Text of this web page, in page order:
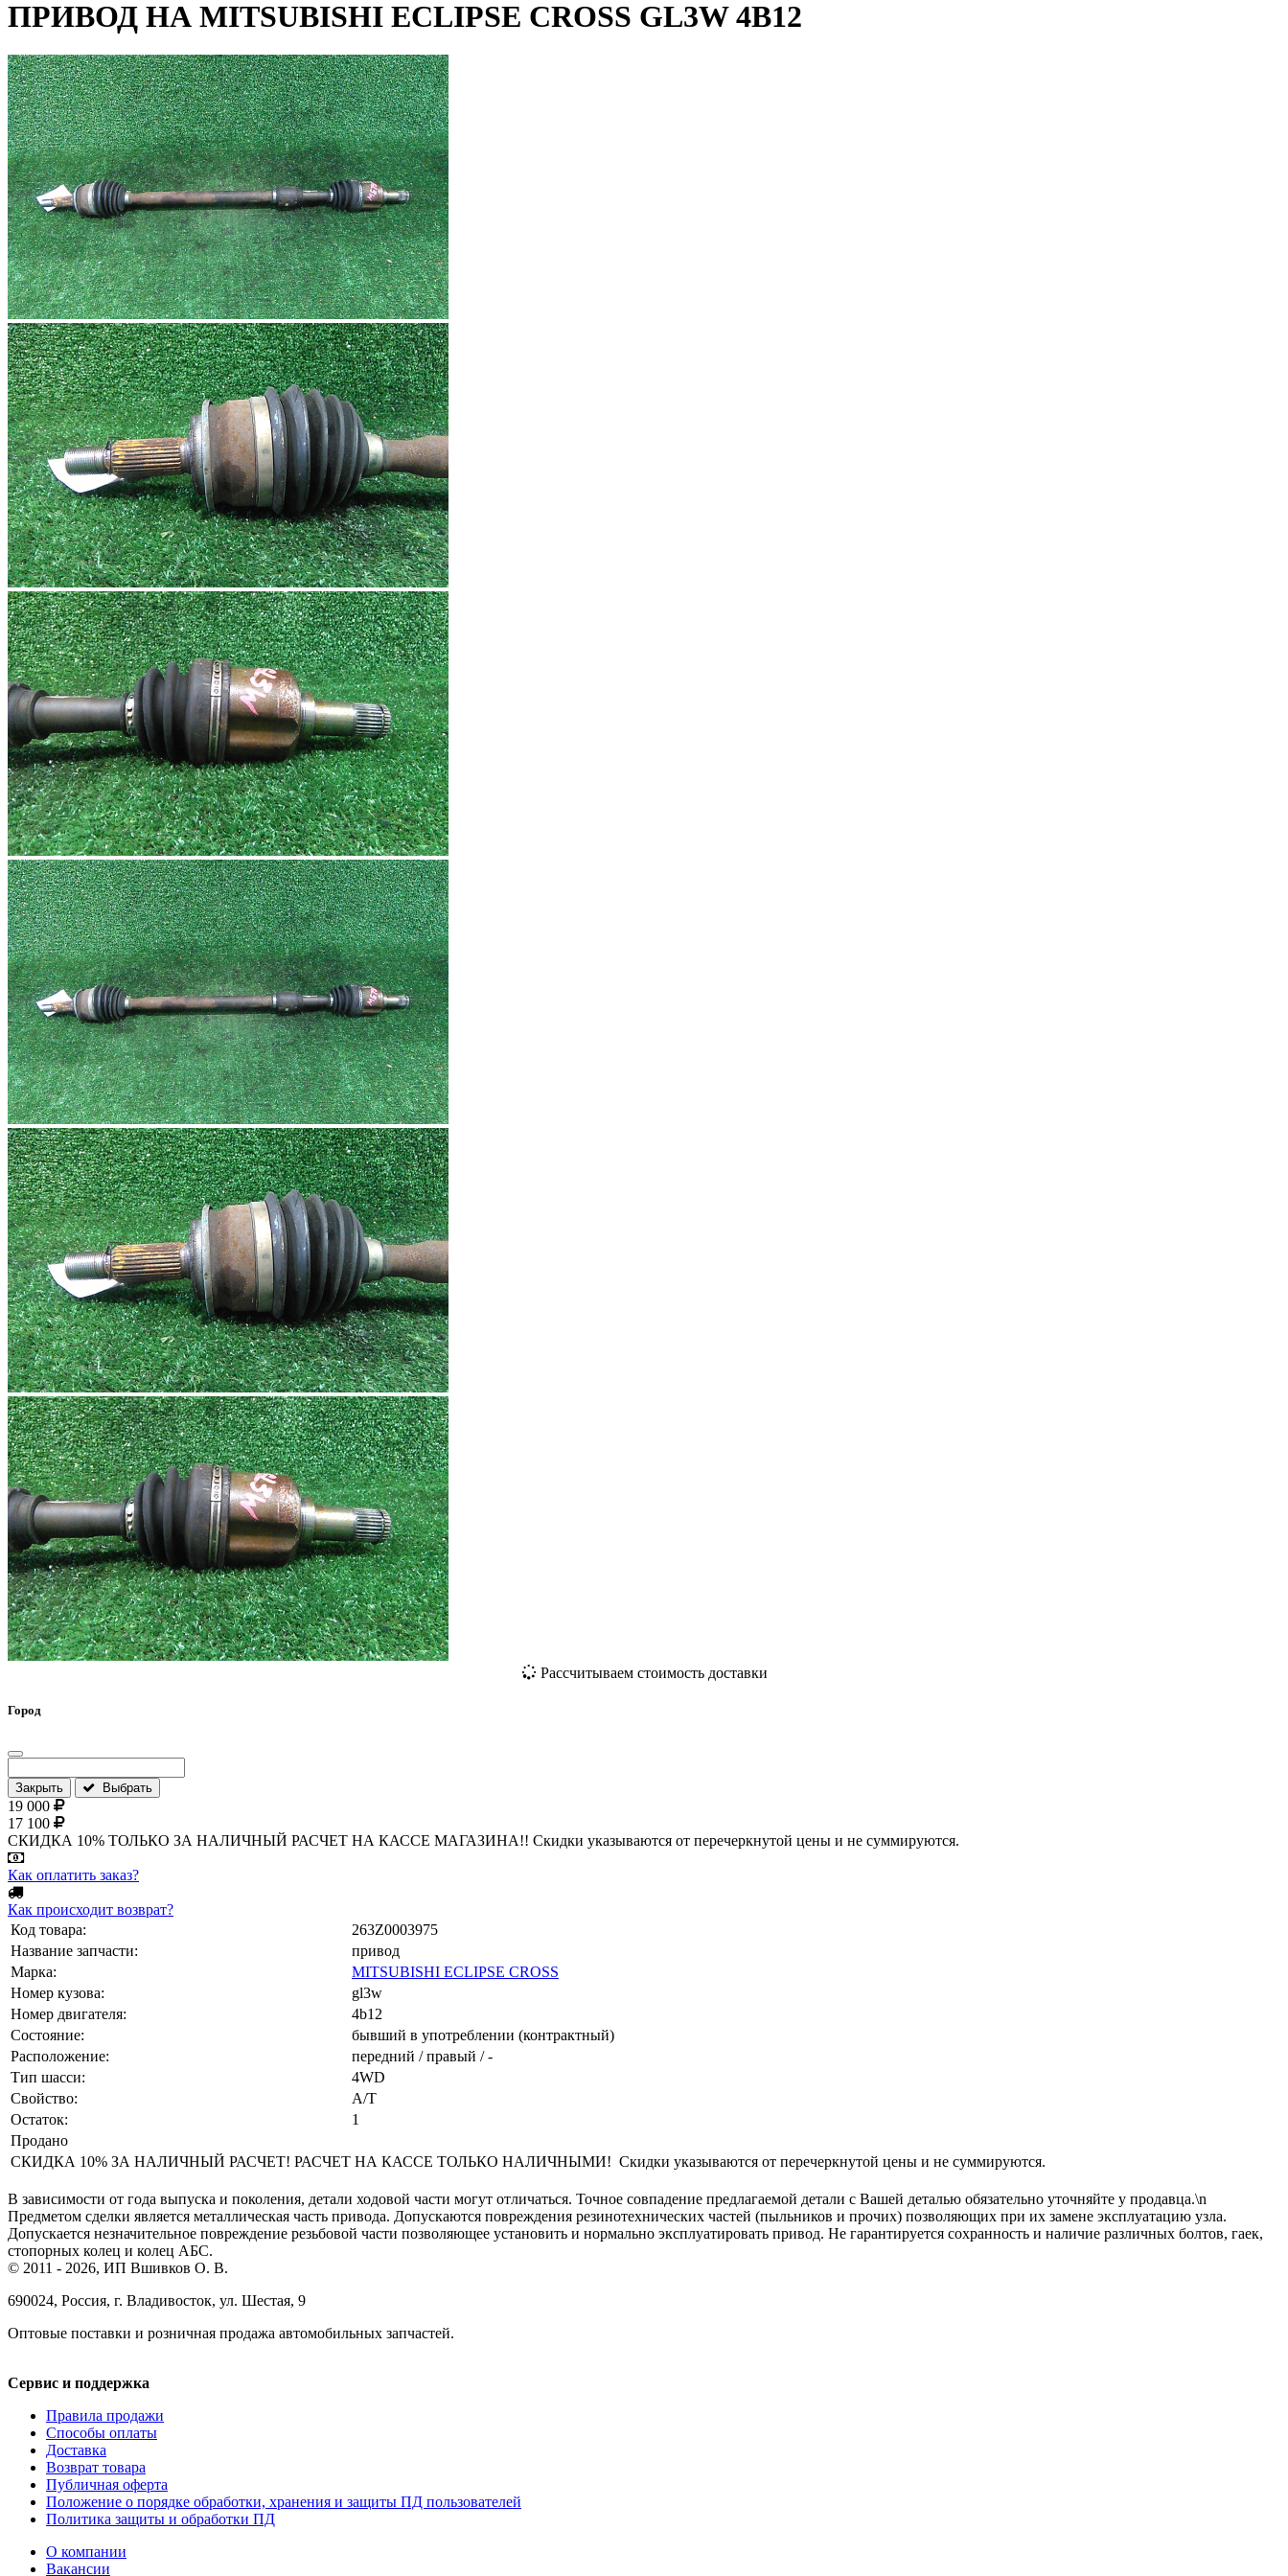
ПРИВОД НА MITSUBISHI ECLIPSE CROSS GL3W 4B12
Рассчитываем стоимость доставки
Город
Закрыть Выбрать
19 000
17 100
СКИДКА 10% ТОЛЬКО ЗА НАЛИЧНЫЙ РАСЧЕТ НА КАССЕ МАГАЗИНА!! Скидки указываются от перечеркнутой цены и не суммируются.
Как оплатить заказ?
Как происходит возврат?
Код товара:
263Z0003975
Название запчасти:
привод
Марка:
MITSUBISHI ECLIPSE CROSS
Номер кузова:
gl3w
Номер двигателя:
4b12
Состояние:
бывший в употреблении (контрактный)
Расположение:
передний / правый / -
Тип шасси:
4WD
Свойство:
A/T
Остаток:
1
Продано
СКИДКА 10% ЗА НАЛИЧНЫЙ РАСЧЕТ! РАСЧЕТ НА КАССЕ ТОЛЬКО НАЛИЧНЫМИ! Скидки указываются от перечеркнутой цены и не суммируются.
В зависимости от года выпуска и поколения, детали ходовой части могут отличаться. Точное совпадение предлагаемой детали с Вашей деталью обязательно уточняйте у продавца.\n
Предметом сделки является металлическая часть привода. Допускаются повреждения резинотехнических частей (пыльников и прочих) позволяющих при их замене эксплуатацию узла.
Допускается незначительное повреждение резьбовой части позволяющее установить и нормально эксплуатировать привод. Не гарантируется сохранность и наличие различных болтов, гаек,
стопорных колец и колец АБС.
© 2011 - 2026, ИП Вшивков О. В.
690024, Россия, г. Владивосток, ул. Шестая, 9
Оптовые поставки и розничная продажа автомобильных запчастей.
Сервис и поддержка
Правила продажи
Способы оплаты
Доставка
Возврат товара
Публичная оферта
Положение о порядке обработки, хранения и защиты ПД пользователей
Политика защиты и обработки ПД
О компании
Вакансии